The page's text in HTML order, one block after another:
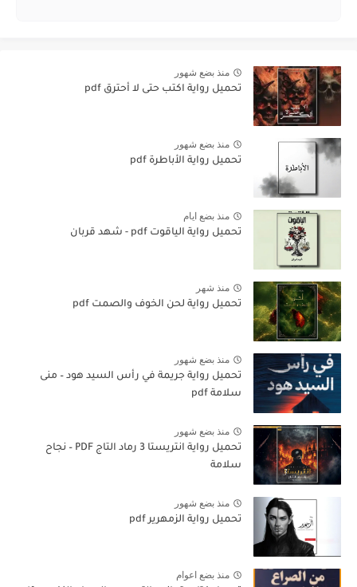
منذ بضع شهور
تحميل رواية اكتب حتى لا أحترق pdf
منذ بضع شهور
تحميل رواية الأباطرة pdf
منذ بضع ايام
تحميل رواية الياقوت pdf - شهد قربان
منذ شهر
تحميل رواية لحن الخوف والصمت pdf
منذ بضع شهور
تحميل رواية جريمة في رأس السيد هود – منى
سلامة pdf
منذ بضع شهور
تحميل رواية انتريستا 3 رماد التاج PDF – نجاح
سلامة
منذ بضع شهور
تحميل رواية الزمهرير pdf
منذ بضع اعوام